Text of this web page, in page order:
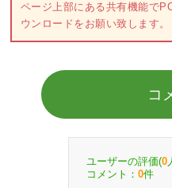
ページ上部にある共有機能で
ウンロードをお願い致します。
コ
ユーザーの評価(0
コメント： 0件